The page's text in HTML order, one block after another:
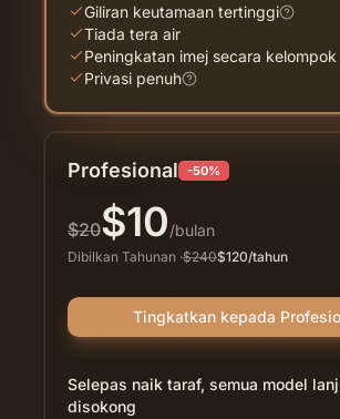
Profesional -50%
$20$10/bulan
Dibilkan Tahunan ·$240$120/tahun
Tingkatkan kepada
Selepas naik taraf, semua model
disokong
Giliran keutamaan tertinggi
Tiada tera air
Peningkatan imej secara kelompok
Privasi penuh